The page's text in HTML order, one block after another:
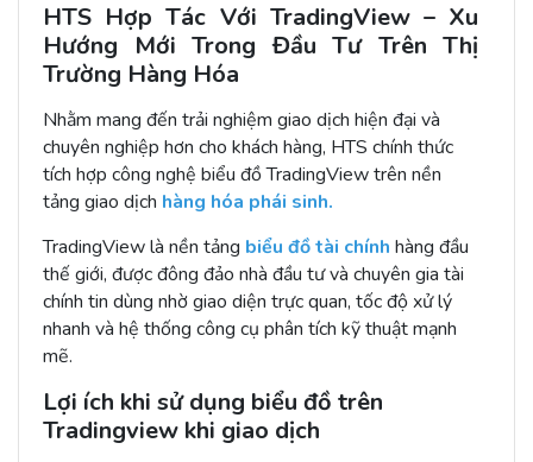
HTS Hợp Tác Với TradingView – Xu
Hướng Mới Trong Đầu Tư Trên Thị
Trường Hàng Hóa
Nhằm mang đến trải nghiệm giao dịch hiện đại và
chuyên nghiệp hơn cho khách hàng, HTS chính thức
tích hợp công nghệ biểu đồ TradingView trên nền
tảng giao dịch hàng hóa phái sinh.
TradingView là nền tảng biểu đồ tài chính hàng đầu
thế giới, được đông đảo nhà đầu tư và chuyên gia tài
chính tin dùng nhờ giao diện trực quan, tốc độ xử lý
nhanh và hệ thống công cụ phân tích kỹ thuật mạnh
mẽ.
Lợi ích khi sử dụng biểu đồ trên
Tradingview khi giao dịch